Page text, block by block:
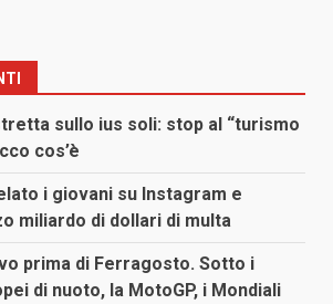
sullo ius soli: stop al “turismo
cos’è
i giovani su Instagram e
miliardo di dollari di multa
prima di Ferragosto. Sotto i
di nuoto, la MotoGP, i Mondiali